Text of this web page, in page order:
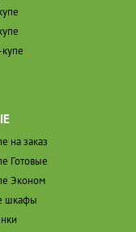
на заказ
Готовые
Эконом
шкафы